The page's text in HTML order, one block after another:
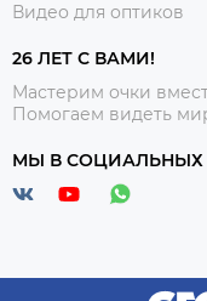
Видео для оптиков
26 ЛЕТ С ВАМИ!
Мастерим очки
Помогаем видеть
МЫ В СОЦИАЛЬНЫХ